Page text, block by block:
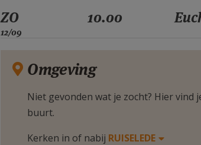
ZO
12/09
10.00
Omgeving
Niet gevonden wat je zocht? Hier vind
buurt.
Kerken in of nabij RUISELEDE